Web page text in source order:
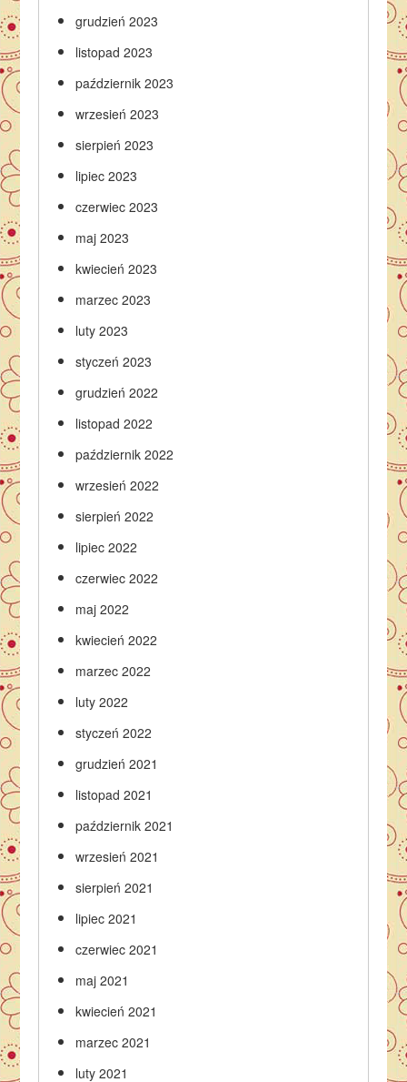
grudzień 2023
listopad 2023
październik 2023
wrzesień 2023
sierpień 2023
lipiec 2023
czerwiec 2023
maj 2023
kwiecień 2023
marzec 2023
luty 2023
styczeń 2023
grudzień 2022
listopad 2022
październik 2022
wrzesień 2022
sierpień 2022
lipiec 2022
czerwiec 2022
maj 2022
kwiecień 2022
marzec 2022
luty 2022
styczeń 2022
grudzień 2021
listopad 2021
październik 2021
wrzesień 2021
sierpień 2021
lipiec 2021
czerwiec 2021
maj 2021
kwiecień 2021
marzec 2021
luty 2021